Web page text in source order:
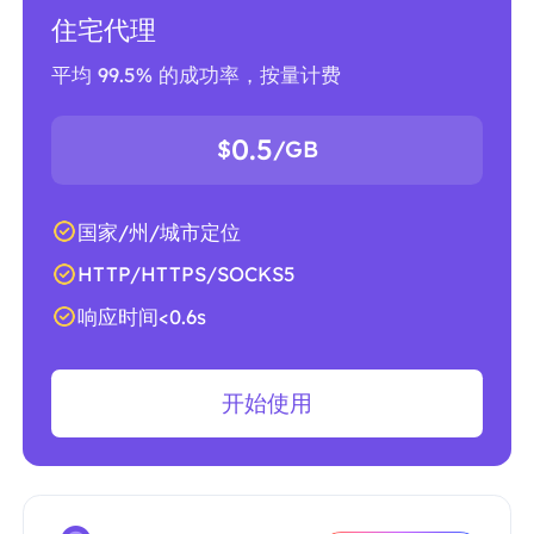
住宅代理
平均 99.5% 的成功率，按量计费
$0.5/GB
国家/州/城市定位
HTTP/HTTPS/SOCKS5
响应时间<0.6s
开始使用